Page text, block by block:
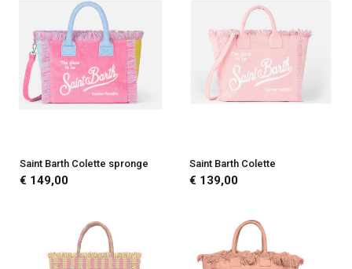
Saint Barth Colette spronge
€ 149,00
Saint Barth Colette
€ 139,00